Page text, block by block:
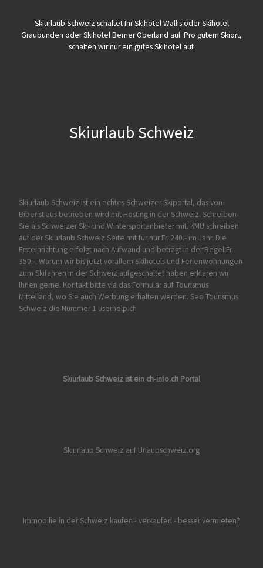
Skiurlaub Schweiz schaltet Ihr Skihotel Wallis oder Skihotel
Graubünden oder Skihotel Berner Oberland auf. Pro gutem Skiort,
schalten wir nur ein gutes Skihotel auf.
Skiurlaub Schweiz
Skiurlaub Schweiz ist ein echtes Schweizer Skiportal, das von
Biberist aus betrieben wird mit Hosting in der Schweiz. Schreiben
Sie als Schweizer Ski- und Wintersportanbieter mit. KMU schreiben
auf der Skiurlaub Schweiz Seite mit für nur Fr. 240.- im Jahr. Die
Ersteinrichtung erfolgt nach Aufwand und beträgt in der Regel Fr.
350.-. Warum wir bis jetzt vorallem Skihotels und Ferienwohnungen
zum Skifahren in der Schweiz aufgeschaltet haben erklären wir
Ihnen gerne. Kontakt bitte via das Formular aufTourismus
Mittelland, wo Sie auch Werbung erhalten werden. Seo Tourismus
Schweiz die Nummer 1 userhelp.ch
Skiurlaub Schweiz ist ein ch-info.ch Portal
Skiurlaub Schweiz auf Urlaubschweiz.org
Immobilie in der Schweiz kaufen - verkaufen - besser vermieten?